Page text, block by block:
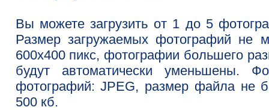
Вы можете загрузить от 1 до 5
Размер загружаемых фотографий не
600x400 пикс, фотографии большего
будут автоматически уменьшены.
фотографий: JPEG, размер файла не
500 кб.